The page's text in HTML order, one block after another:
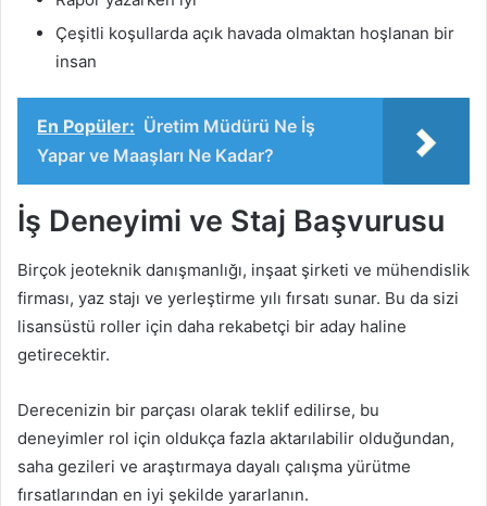
Çeşitli koşullarda açık havada olmaktan hoşlanan bir
insan
En Popüler: Üretim Müdürü Ne İş
Yapar ve Maaşları Ne Kadar?
İş Deneyimi ve Staj Başvurusu
Birçok jeoteknik danışmanlığı, inşaat şirketi ve mühendislik
firması, yaz stajı ve yerleştirme yılı fırsatı sunar. Bu da sizi
lisansüstü roller için daha rekabetçi bir aday haline
getirecektir.
Derecenizin bir parçası olarak teklif edilirse, bu
deneyimler rol için oldukça fazla aktarılabilir olduğundan,
saha gezileri ve araştırmaya dayalı çalışma yürütme
fırsatlarından en iyi şekilde yararlanın.